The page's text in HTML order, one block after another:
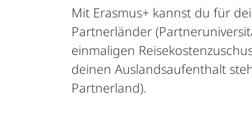
Mit Erasmus+ kannst du für
Partnerländer
einmaligen
deinen Auslandsaufenthalt
Partnerland).